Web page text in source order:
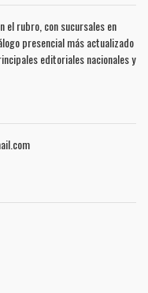
el rubro, con sucursales en
presencial más actualizado
editoriales nacionales y